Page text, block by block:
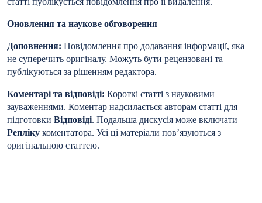
Оновлення та наукове обговорення
Доповнення: Повідомлення про додавання інформації, яка
не суперечить оригіналу. Можуть бути рецензовані та
публікуються за рішенням редактора.
Коментарі та відповіді: Короткі статті з науковими
зауваженнями. Коментар надсилається авторам статті для
підготовки Відповіді. Подальша дискусія може включати
Репліку коментатора. Усі ці матеріали пов’язуються з
оригінальною статтею.